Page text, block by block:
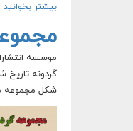
بیشتر بخوانید
گردونه تاریخ
شکل مجموعه